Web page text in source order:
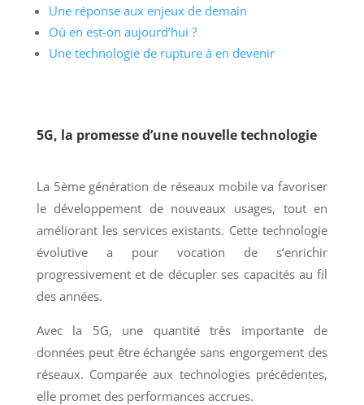
Une réponse aux enjeux de demain
Où en est-on aujourd’hui ?
Une technologie de rupture à en devenir
5G, la promesse d’une nouvelle technologie
La 5ème génération de réseaux mobile va favoriser
le développement de nouveaux usages, tout en
améliorant les services existants. Cette technologie
évolutive a pour vocation de s’enrichir
progressivement et de décupler ses capacités au fil
des années.
Avec la 5G, une quantité très importante de
données peut être échangée sans engorgement des
réseaux. Comparée aux technologies précédentes,
elle promet des performances accrues.